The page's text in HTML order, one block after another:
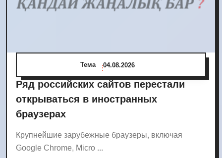
Тема 04.08.2026
Ряд российских сайтов перестали
открываться в иностранных
браузерах
Крупнейшие зарубежные браузеры, включая
Google Chrome, Micro ...